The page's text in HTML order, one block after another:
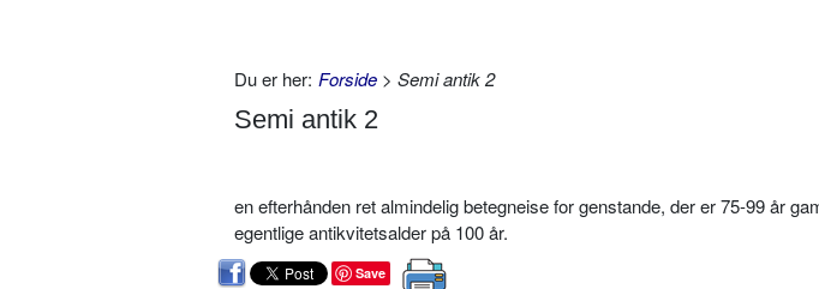
Du er her: Forside > Semi antik 2
Semi antik 2
en efterhånden ret almindelig betegneise for genstande, der er 75-99 år
egentlige antikvitetsalder på 100 år.
Save